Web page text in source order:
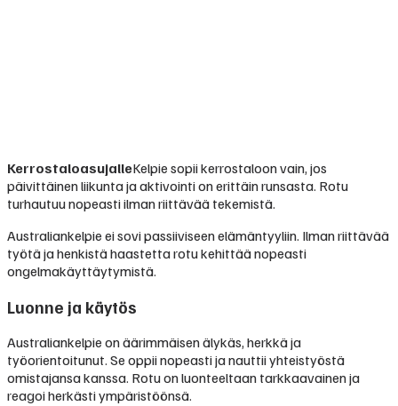
KerrostaloasujalleKelpie sopii kerrostaloon vain, jos
päivittäinen liikunta ja aktivointi on erittäin runsasta. Rotu
turhautuu nopeasti ilman riittävää tekemistä.
Australiankelpie ei sovi passiiviseen elämäntyyliin. Ilman riittävää
työtä ja henkistä haastetta rotu kehittää nopeasti
ongelmakäyttäytymistä.
Luonne ja käytös
Australiankelpie on äärimmäisen älykäs, herkkä ja
työorientoitunut. Se oppii nopeasti ja nauttii yhteistyöstä
omistajansa kanssa. Rotu on luonteeltaan tarkkaavainen ja
reagoi herkästi ympäristöönsä.